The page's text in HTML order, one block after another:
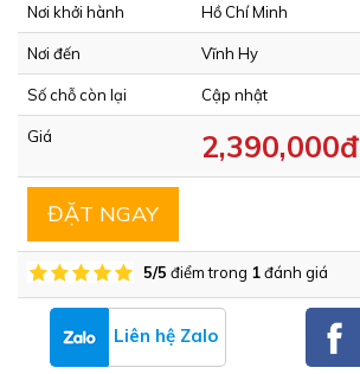
Nơi khởi hành Hồ Chí Minh
Nơi đến Vĩnh Hy
Số chỗ còn lại Cập nhật
Giá 2,390,000đ
ĐẶT NGAY
5/5 điểm trong 1đánh giá
Liên hệ Zalo